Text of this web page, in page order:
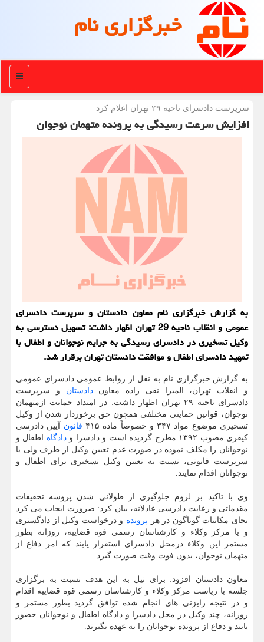
خبرگزاری نام
منو
سرپرست دادسرای ناحیه ۲۹ تهران اعلام كرد
افزایش سرعت رسیدگی به پرونده متهمان نوجوان
به گزارش خبرگزاری نام معاون دادستان و سرپرست دادسرای
عمومی و انقلاب ناحیه 29 تهران اظهار داشت: تسهیل دسترسی به
وکیل تسخیری در دادسرای رسیدگی به جرایم نوجوانان و اطفال با
تمهید دادسرای اطفال و موافقت دادستان تهران برقرار شد.
به گزارش خبرگزاری نام به نقل از روابط عمومی دادسرای عمومی
و انقلاب تهران، المیرا نقی زاده معاوندادستان و سرپرست
دادسرای ناحیه ۲۹ تهران اظهار داشت: در امتداد حمایت ازمتهمان
نوجوان، قوانین حمایتی مختلفی همچون حق برخوردار شدن از وکیل
تسخیری موضوع مواد ۳۴۷ و خصوصاً ماده ۴۱۵
قانون آیین دادرسی
کیفری مصوب ۱۳۹۲ مطرح گردیده است و دادسرا و
دادگاه اطفال و
نوجوانان را مکلف نموده در صورت عدم تعیین وکیل از طرف ولی یا
سرپرست قانونی، نسبت به تعیین وکیل تسخیری برای اطفال و
نوجوانان اقدام نمایند.
وی با تاکید بر لزوم جلوگیری از طولانی شدن پروسه تحقیقات
مقدماتی و رعایت دادرسی عادلانه، بیان کرد: ضرورت ایجاب می کرد
بجای مکاتبات گوناگون در هر پرونده و درخواست وکیل از دادگستری
و یا مرکز وکلاء و کارشناسان رسمی قوه قضاییه، روزانه بطور
مستمر این وکلاء درمحل دادسرای استقرار یابند که امر دفاع از
متهمان نوجوان، بدون فوت وقت صورت گیرد.
معاون دادستان افزود: برای نیل به این هدف نسبت به برگزاری
جلسه با ریاست مرکز وکلاء و کارشناسان رسمی قوه قضاییه اقدام
و در نتیجه رایزنی های انجام شده توافق گردید بطور مستمر و
روزانه، چند وکیل در محل دادسرا و دادگاه اطفال و نوجوانان حضور
یابند و دفاع از پرونده نوجوانان را به عهده بگیرند.